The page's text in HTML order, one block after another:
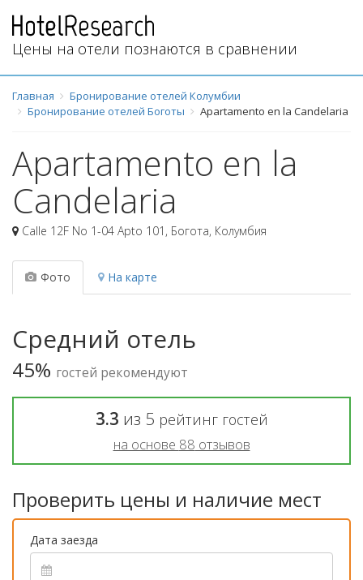
Цены на отели познаются в сравнении
Главная
Бронирование отелей Колумбии
Бронирование отелей Боготы
Apartamento en la Candelaria
Apartamento en la
Candelaria
Calle 12F No 1-04 Apto 101 , Богота, Колумбия
Фото На карте
Средний отель
45% гостей рекомендуют
3.3 из 5 рейтинг гостей
на основе 88 отзывов
Проверить цены и наличие мест
Дата заезда